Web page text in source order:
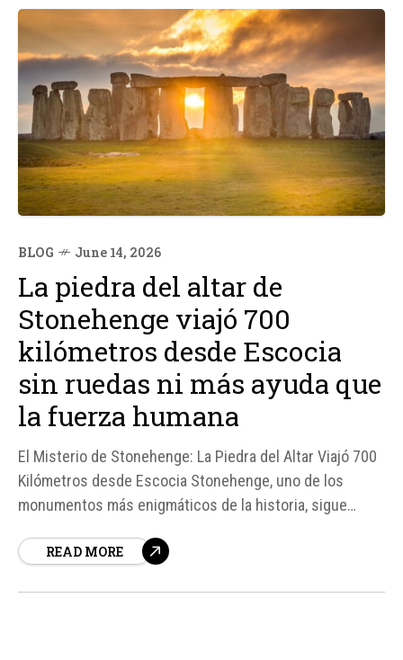
BLOG June 14, 2026
La piedra del altar de
Stonehenge viajó 700
kilómetros desde Escocia
sin ruedas ni más ayuda que
la fuerza humana
El Misterio de Stonehenge: La Piedra del Altar Viajó 700
Kilómetros desde Escocia Stonehenge, uno de los
monumentos más enigmáticos de la historia, sigue
estudio publicado en el Journal of Quaternary ha
READ MORE